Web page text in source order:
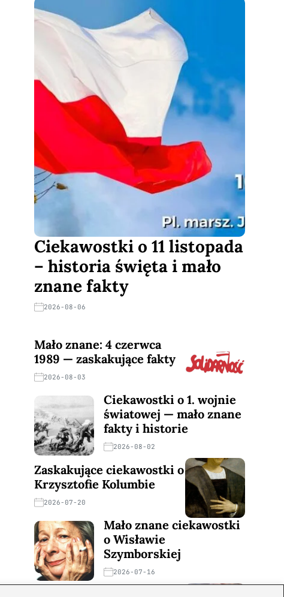
Ciekawostki o 11 listopada
– historia święta i mało
znane fakty
2026-08-06
Mało znane: 4 czerwca
1989 — zaskakujące fakty
2026-08-03
Ciekawostki o 1. wojnie
światowej — mało znane
fakty i historie
2026-08-02
Zaskakujące ciekawostki o
Krzysztofie Kolumbie
2026-07-20
Mało znane ciekawostki
o Wisławie
Szymborskiej
2026-07-16